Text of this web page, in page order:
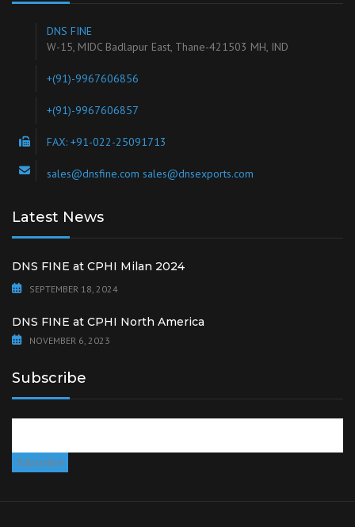
DNS FINE
W-15, MIDC Badlapur East, Thane-421503 MH, IND
+(91)-9967606856
+(91)-9967606857
FAX: +91-022-25091713
sales@dnsfine.com sales@dnsexports.com
Latest News
DNS FINE at CPHI Milan 2024
SEPTEMBER 18, 2024
DNS FINE at CPHI North America
NOVEMBER 6, 2023
Subscribe